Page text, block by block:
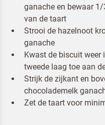
ganache en bewaar
van de taart
Strooi de hazelnoot
ganache
Kwast de biscuit weer
tweede laag toe aan
Strijk de zijkant en
chocolademelk
Zet de taart voor